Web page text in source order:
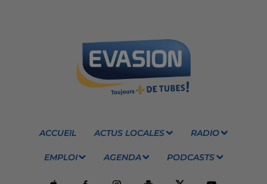
ACCUEIL ACTUS LOCALES RADIO
EMPLOI AGENDA PODCASTS